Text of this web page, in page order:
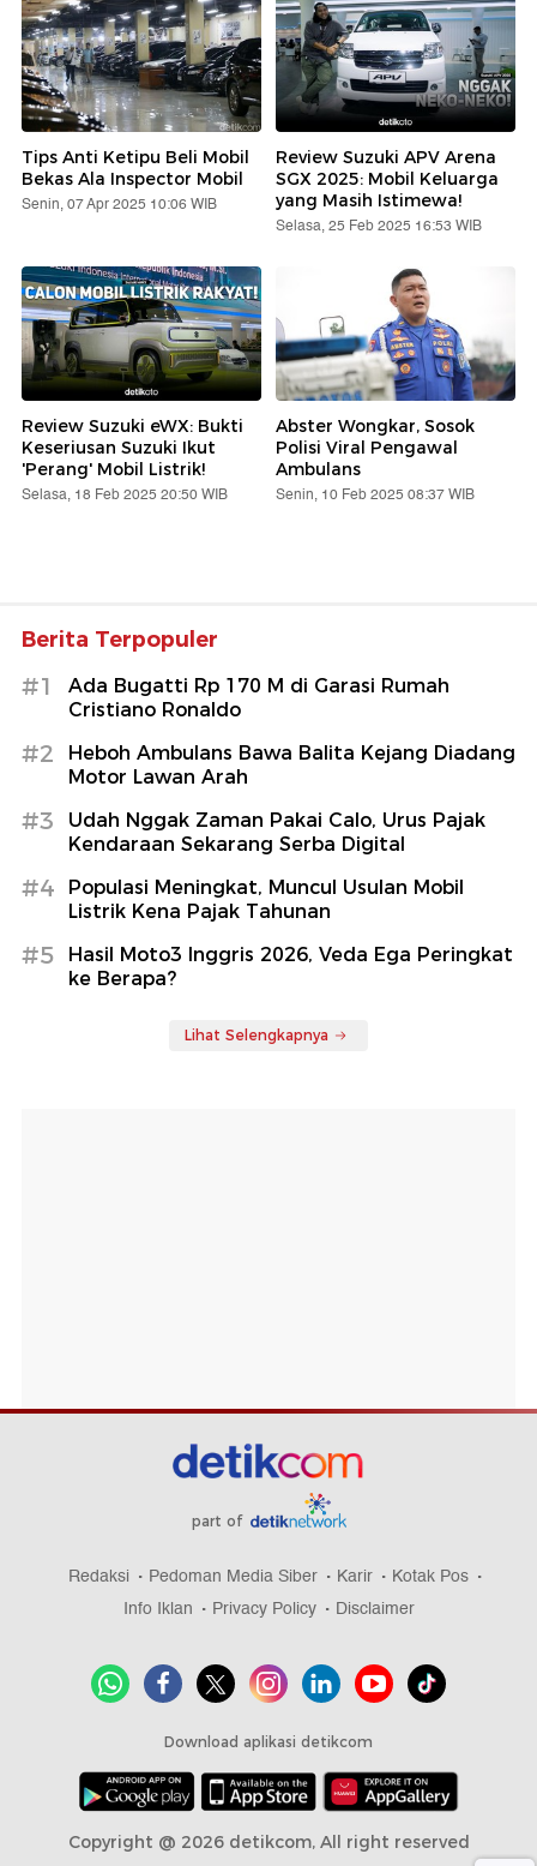
Tips Anti Ketipu Beli Mobil
Bekas Ala Inspector Mobil
Senin, 07 Apr 2025 10:06 WIB
Review Suzuki APV Arena
SGX 2025: Mobil Keluarga
yang Masih Istimewa!
Selasa, 25 Feb 2025 16:53 WIB
Review Suzuki eWX: Bukti
Keseriusan Suzuki Ikut
'Perang' Mobil Listrik!
Selasa, 18 Feb 2025 20:50 WIB
Abster Wongkar, Sosok
Polisi Viral Pengawal
Ambulans
Senin, 10 Feb 2025 08:37 WIB
Berita Terpopuler
#1
Ada Bugatti Rp 170 M di Garasi Rumah
Cristiano Ronaldo
#2
Heboh Ambulans Bawa Balita Kejang Diadang
Motor Lawan Arah
#3
Udah Nggak Zaman Pakai Calo, Urus Pajak
Kendaraan Sekarang Serba Digital
#4
Populasi Meningkat, Muncul Usulan Mobil
Listrik Kena Pajak Tahunan
#5
Hasil Moto3 Inggris 2026, Veda Ega Peringkat
ke Berapa?
Lihat Selengkapnya
part of
Redaksi Pedoman Media Siber Karir
Kotak Pos
Info Iklan
Privacy Policy Disclaimer
Download aplikasi detikcom
Copyright @ 2026 detikcom, All right reserved